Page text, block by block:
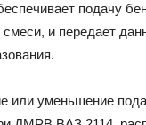
подачу
смеси, и передает
или уменьшение